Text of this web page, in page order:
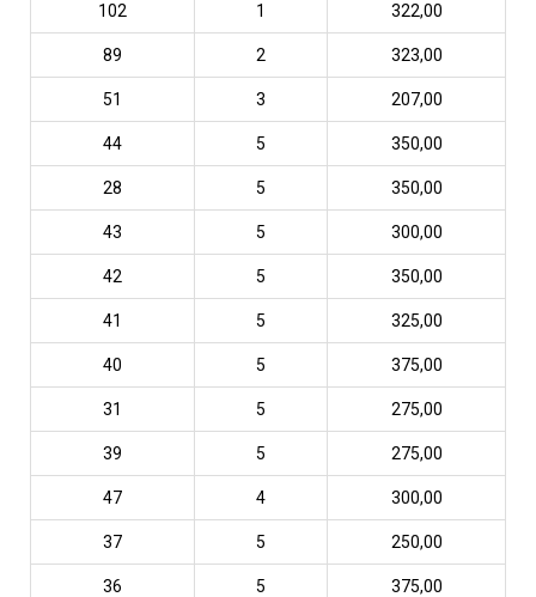
102 1 322,00
89 2 323,00
51 3 207,00
44 5 350,00
28 5 350,00
43 5 300,00
42 5 350,00
41 5 325,00
40 5 375,00
31 5 275,00
39 5 275,00
47 4 300,00
37 5 250,00
36 5 375,00